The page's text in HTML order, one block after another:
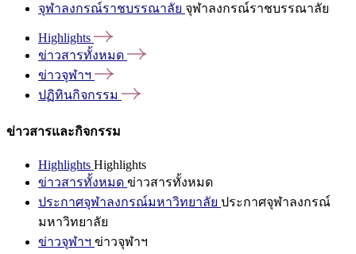
จุฬาลงกรณ์ราชบรรณาลัย จุฬาลงกรณ์ราชบรรณาลัย
Highlights
ข่าวสารทั้งหมด
ข่าวจุฬาฯ
ปฏิทินกิจกรรม
ข่าวสารและกิจกรรม
Highlights Highlights
ข่าวสารทั้งหมด ข่าวสารทั้งหมด
ประกาศจุฬาลงกรณ์มหาวิทยาลัย ประกาศจุฬาลงกรณ์
มหาวิทยาลัย
ข่าวจุฬาฯ ข่าวจุฬาฯ